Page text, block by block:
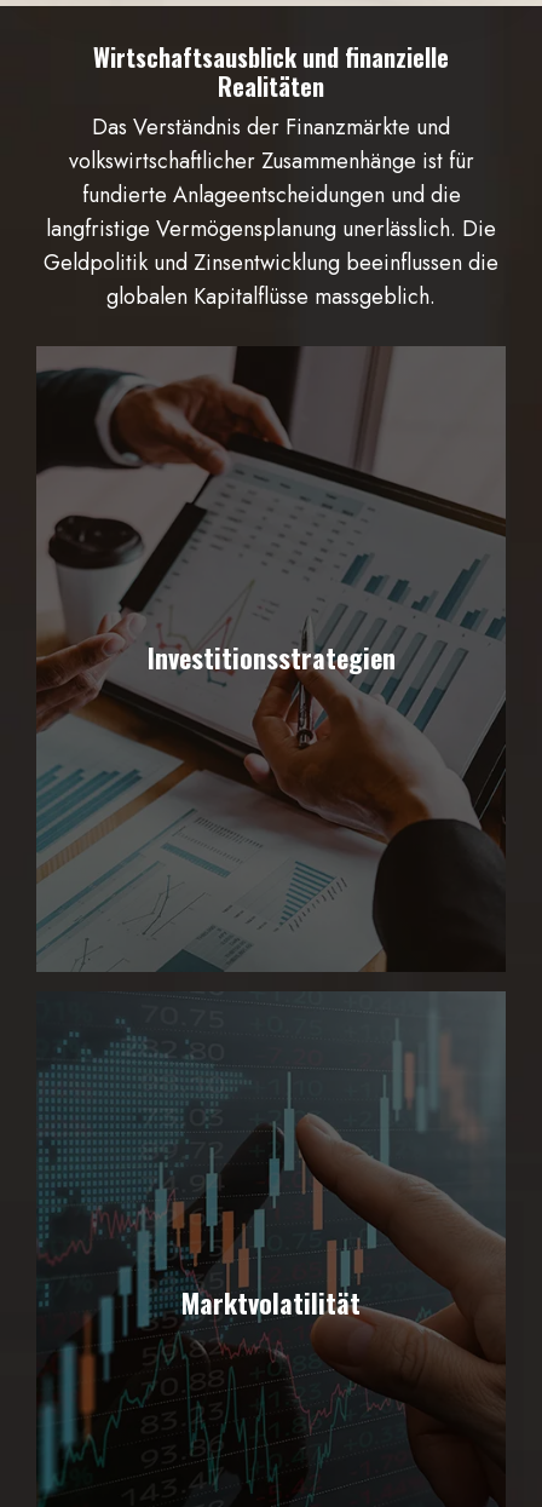
Wirtschaftsausblick und finanzielle
Realitäten
Das Verständnis der Finanzmärkte und
volkswirtschaftlicher Zusammenhänge ist für
fundierte Anlageentscheidungen und die
langfristige Vermögensplanung unerlässlich. Die
Geldpolitik und Zinsentwicklung beeinflussen die
globalen Kapitalflüsse massgeblich.
Investitionsstrategien
Marktvolatilität